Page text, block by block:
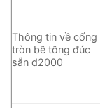
Thông tin về cống
tròn bê tông đúc
sẵn d2000